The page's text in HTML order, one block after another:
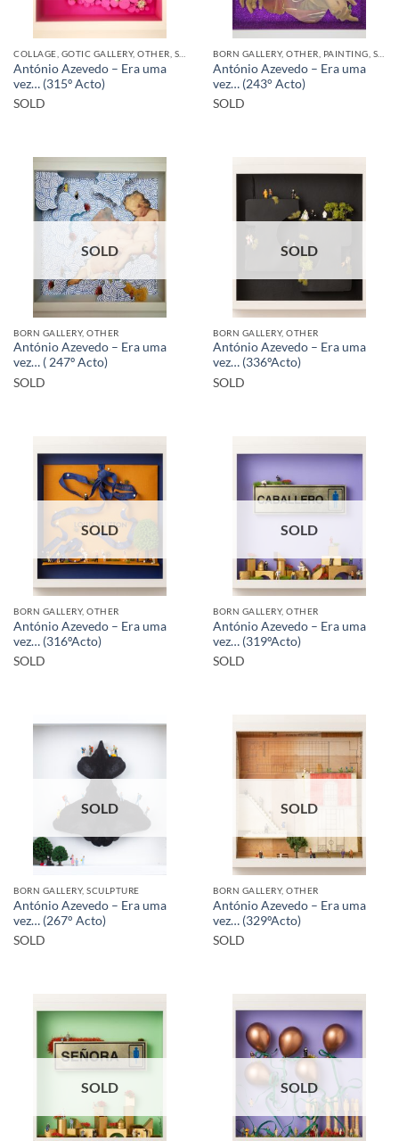
António Azevedo – Era uma
vez… (315º Acto)
SOLD
António Azevedo – Era uma
vez… (243° Acto)
SOLD
SOLD
BORN GALLERY, OTHER
António Azevedo – Era uma
vez… ( 247º Acto)
SOLD
SOLD
BORN GALLERY, OTHER
António Azevedo – Era uma
vez… (336ºActo)
SOLD
SOLD
BORN GALLERY, OTHER
António Azevedo – Era uma
vez… (316ºActo)
SOLD
SOLD
BORN GALLERY, OTHER
António Azevedo – Era uma
vez… (319ºActo)
SOLD
SOLD
BORN GALLERY, SCULPTURE
António Azevedo – Era uma
vez… (267° Acto)
SOLD
SOLD
BORN GALLERY, OTHER
António Azevedo – Era uma
vez… (329ºActo)
SOLD
SOLD SOLD